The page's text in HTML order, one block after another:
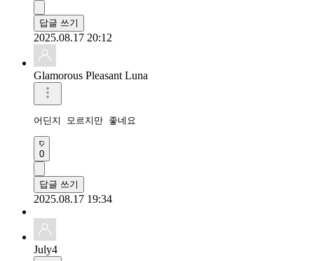
답글 쓰기
2025.08.17 20:12
Glamorous Pleasant Luna
어딘지 모르지만 좋네요
0
답글 쓰기
2025.08.17 19:34
July4